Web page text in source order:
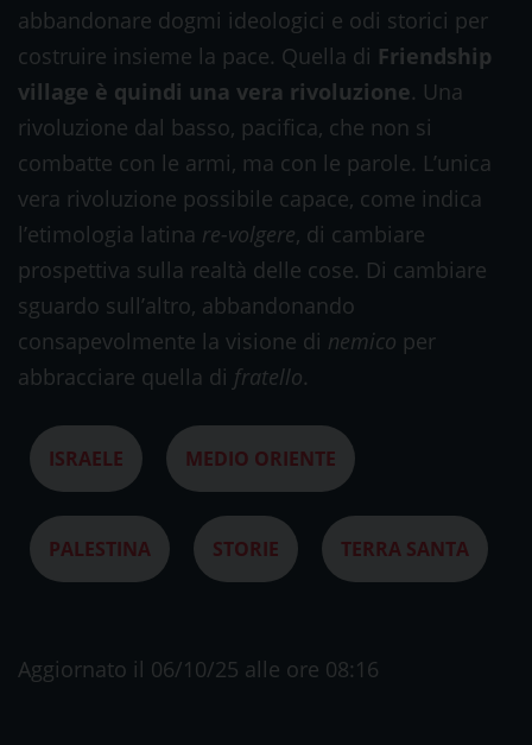
abbandonare dogmi ideologici e odi storici per
costruire insieme la pace. Quella di Friendship
village è quindi una vera rivoluzione. Una
rivoluzione dal basso, pacifica, che non si
combatte con le armi, ma con le parole. L’unica
vera rivoluzione possibile capace, come indica
l’etimologia latina re-volgere, di cambiare
prospettiva sulla realtà delle cose. Di cambiare
sguardo sull’altro, abbandonando
consapevolmente la visione di nemico per
abbracciare quella di fratello.
ISRAELE MEDIO ORIENTE
PALESTINA STORIE TERRA SANTA
Aggiornato il 06/10/25 alle ore 08:16